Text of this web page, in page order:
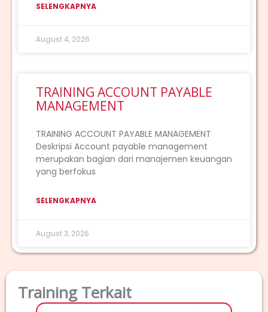
SELENGKAPNYA
August 4, 2026
TRAINING ACCOUNT PAYABLE
MANAGEMENT
TRAINING ACCOUNT PAYABLE MANAGEMENT
Deskripsi Account payable management
merupakan bagian dari manajemen keuangan
yang berfokus
SELENGKAPNYA
August 3, 2026
Training Terkait